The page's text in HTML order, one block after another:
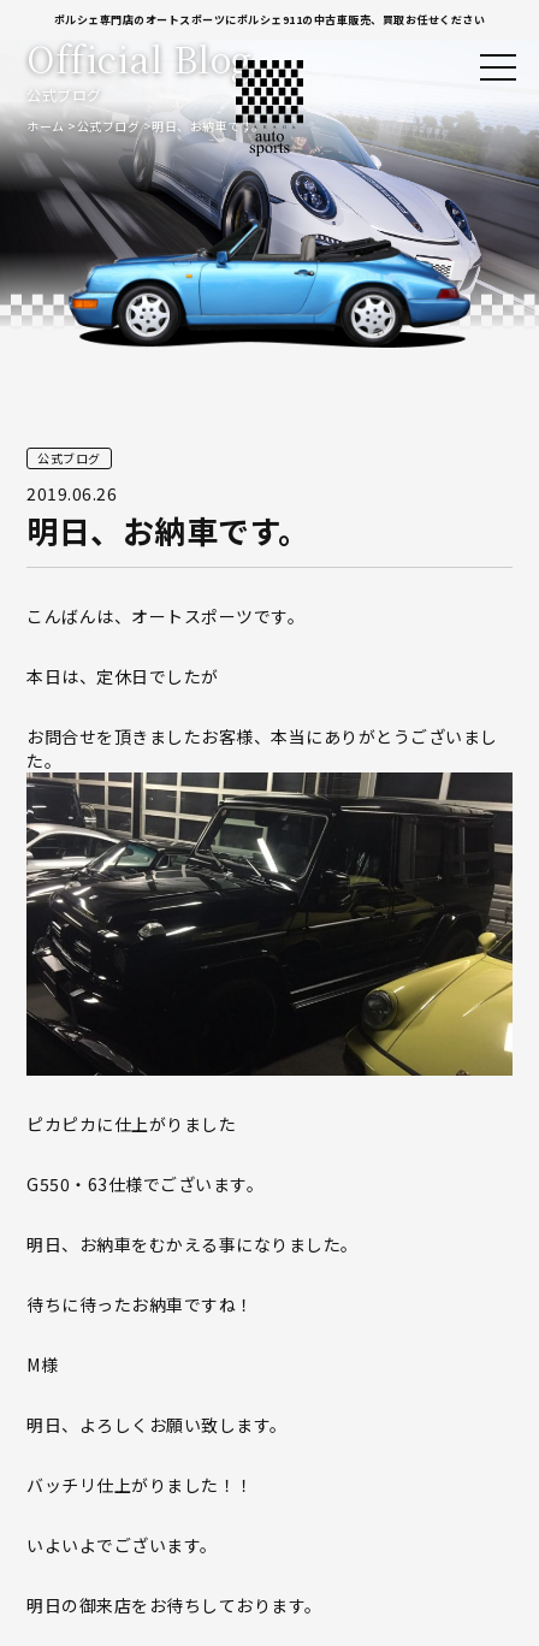
ポルシェ専門店のオートスポーツにポルシェ911の中古車販売、買取お任せください
公式ブログ
Official Blog
ホーム 公式ブログ 明日、お納車です。
公式ブログ
2019.06.26
明日、お納車です。
こんばんは、オートスポーツです。
本日は、定休日でしたが
お問合せを頂きましたお客様、本当にありがとうございまし
た。
ピカピカに仕上がりました
G550・63仕様でございます。
明日、お納車をむかえる事になりました。
待ちに待ったお納車ですね！
M様
明日、よろしくお願い致します。
バッチリ仕上がりました！！
いよいよでございます。
明日の御来店をお待ちしております。